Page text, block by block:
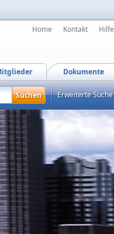
Home Kontakt Hilfe
Dokumente
Erweiterte Suche